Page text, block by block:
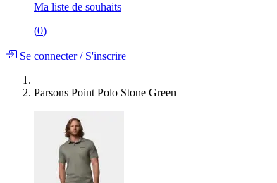
Ma liste de souhaits
(0)
Se connecter/S'inscrire
Parsons Point Polo Stone Green